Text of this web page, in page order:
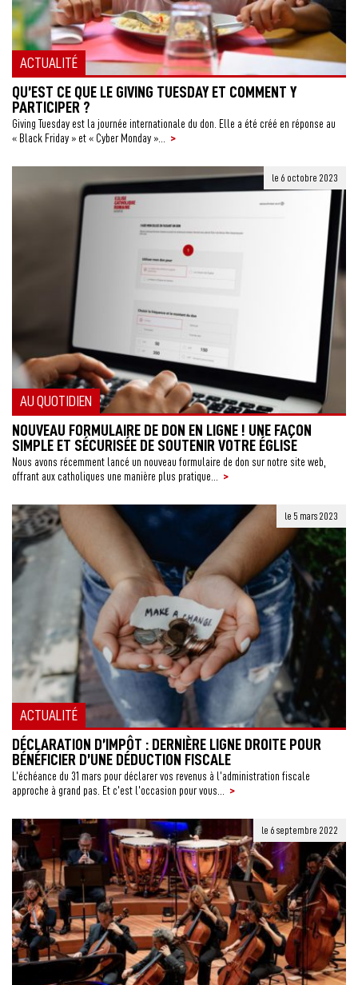
ACTUALITÉ
QU’EST CE QUE LE GIVING TUESDAY ET COMMENT Y
PARTICIPER ?
Giving Tuesday est la journée internationale du don. Elle a été créé en réponse au
« Black Friday » et « Cyber Monday »...
>
AU QUOTIDIEN
le 6 octobre 2023
NOUVEAU FORMULAIRE DE DON EN LIGNE ! UNE FAÇON
SIMPLE ET SÉCURISÉE DE SOUTENIR VOTRE ÉGLISE
Nous avons récemment lancé un nouveau formulaire de don sur notre site web,
offrant aux catholiques une manière plus pratique...
>
ACTUALITÉ
le 5 mars 2023
DÉCLARATION D’IMPÔT : DERNIÈRE LIGNE DROITE POUR
BÉNÉFICIER D’UNE DÉDUCTION FISCALE
L’échéance du 31 mars pour déclarer vos revenus à l’administration fiscale
approche à grand pas. Et c’est l’occasion pour vous...
>
le 6 septembre 2022